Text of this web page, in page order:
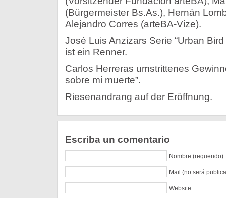
(Bürgermeister Bs.As.), Hernán
Alejandro Corres (arteBA-Vize).
José Luis Anzizars Serie “Urban
ist ein Renner.
Carlos Herreras umstrittenes
sobre mi muerte”.
Riesenandrang auf der Eröffnung.
Escriba un comentario
Nombre (requerido)
Mail (no será
Website